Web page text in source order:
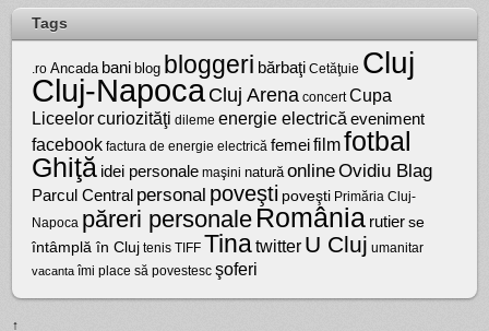
Tags
.ro Ancada bani blog bloggeri bărbaţi Cetăţuie Cluj
Cluj-NapocaCluj Arena concert Cupa
Liceelorcuriozităţi dileme energie electrică eveniment
facebook factura de energie electrică femei filmfotbal
Ghiţă idei personale maşini natură onlineOvidiu Blag
Parcul Central personal poveşti poveşti Primăria Cluj-
Napoca păreri personale România rutier se
întâmplă în Cluj tenis TIFF Tinatwitter U Cluj umanitar
vacanta îmi place să povestesc şoferi
↑